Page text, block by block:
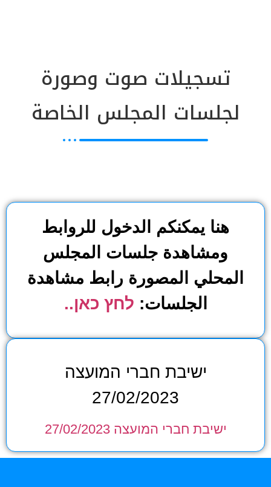
تسجيلات صوت وصورة
لجلسات المجلس الخاصة
هنا يمكنكم الدخول للروابط
ومشاهدة جلسات المجلس
المحلي المصورة رابط مشاهدة
الجلسات: לחץ כאן..
ישיבת חברי המועצה
27/02/2023
ישיבת חברי המועצה 27/02/2023